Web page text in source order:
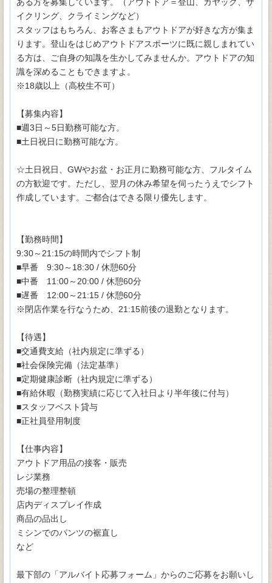
イクリング、クライミングなど）
スタッフはもちろん、お客さまもアウトドアが好きな方が集ま
ります。登山をはじめアウトドアスポーツに既に親しまれてい
る方は、ご自身の知識を生かしてみませんか。アウトドアの知
識を深めることもできますよ。
※18歳以上（高校生不可）
【募集内容】
■週3日～5日勤務可能な方。
■土日祝日に勤務可能な方。
☆土日祝日、GWやお盆・お正月に勤務可能な方、フルタイム
の方歓迎です。ただし、翌月の休み希望を伺ったうえでシフト
作成しています。ご都合はできる限り優先します。
【勤務時間】
9:30～21:15の時間内でシフト制
■早番 9:30～18:30 / 休憩60分
■中番 11:00～20:00 / 休憩60分
■遅番 12:00～21:15 / 休憩60分
※閉店作業を行なうため、21:15前後の退勤となります。
【待遇】
■交通費支給（社内規定に準ずる）
■社会保険完備（法定基準）
■定期健康診断（社内規定に準ずる）
■有給休暇（勤務実績に応じて入社日より半年後に付与）
■スタッフベスト貸与
■正社員登用制度
【仕事内容】
アウトドア用品の接客・販売
レジ業務
売場の整理整頓
店内ディスプレイ作成
商品の品出し
ミシンでのパンツの裾直し
など
最下部の「アルバイト応募フォーム」からのご応募をお願いし